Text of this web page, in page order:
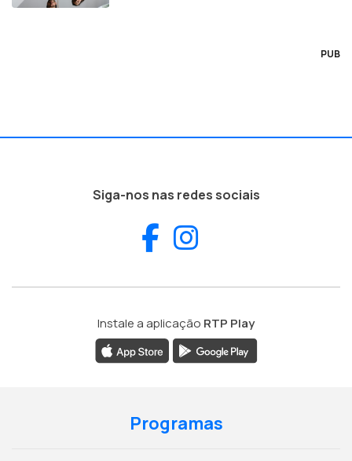
PUB
Siga-nos nas redes sociais
Facebook
Instale a aplicação RTP Play
Programas